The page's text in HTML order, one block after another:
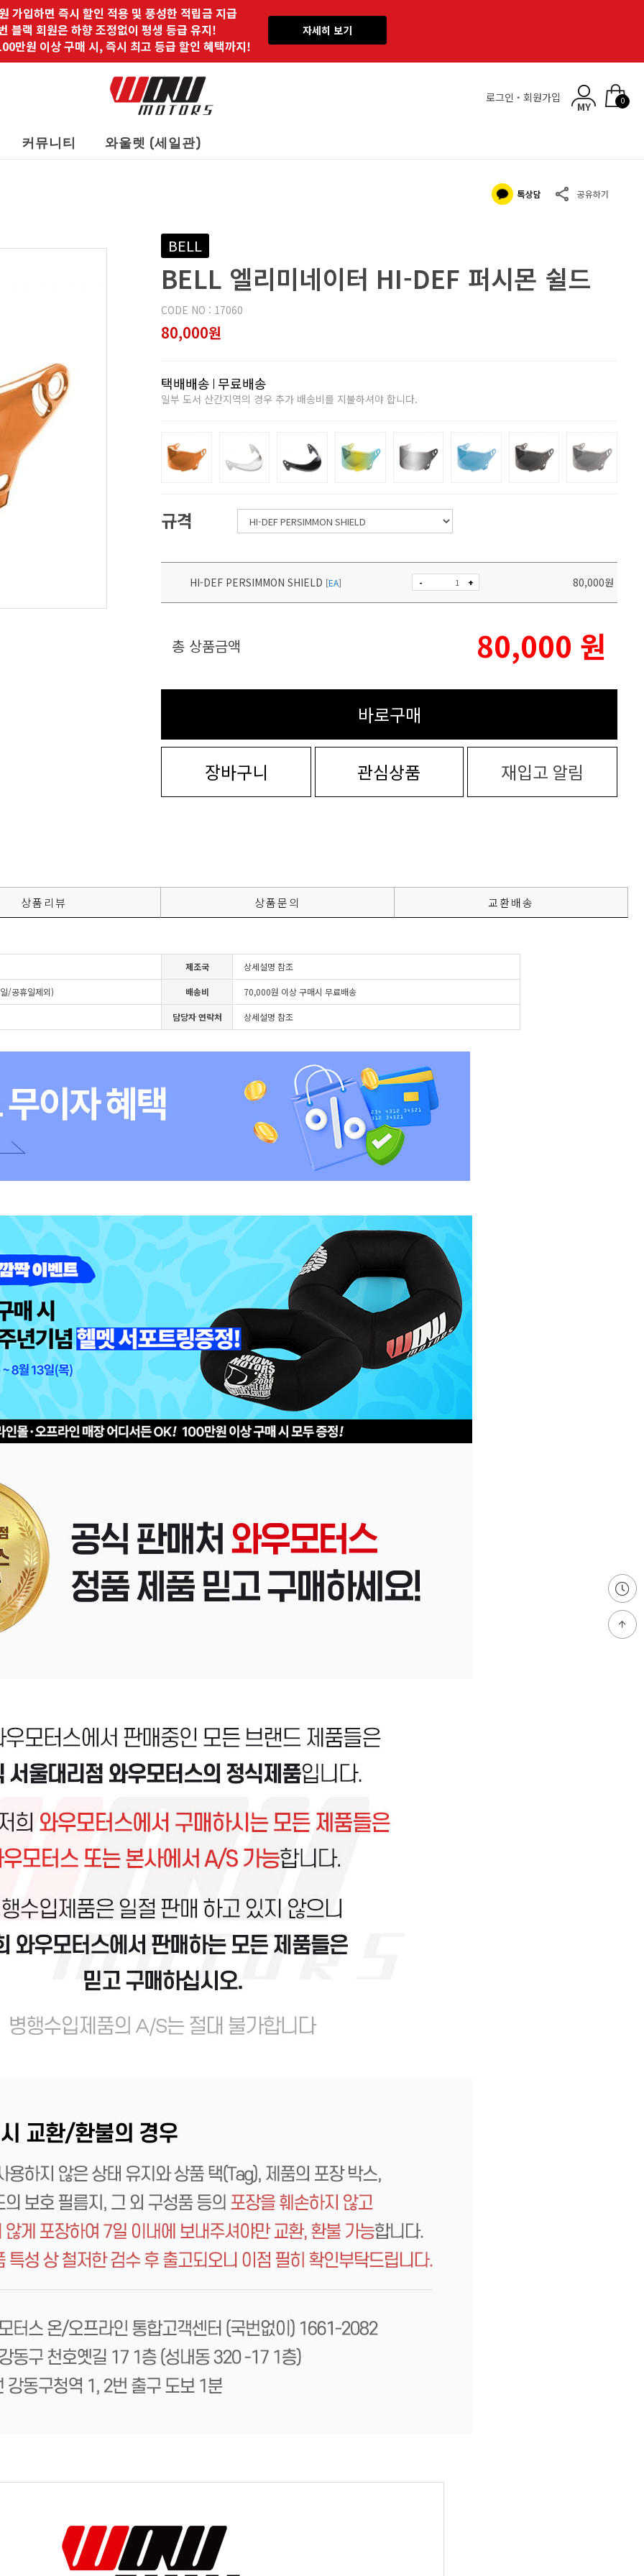
가입하면 즉시 할인 적용 및 풍성한 적립금 지급
블랙 회원은 하향 조정없이 평생 등급 유지!
만원 이상 구매 시, 즉시 최고 등급 할인 혜택까지!
자세히 보기
로그인 · 회원가입 0
커뮤니티 와울렛 (세일관)
BELL
BELL 엘리미네이터 HI-DEF 퍼시몬 쉴드
CODE NO : 17060
80,000원
택배배송 무료배송
일부 도서 산간지역의 경우 추가 배송비를 지불하셔야 합니다.
규격
HI-DEF PERSIMMON SHIELD [EA] - + 80,000원
총 상품금액 80,000 원
바로구매
장바구니 관심상품 재입고 알림
상품리뷰 상품문의 교환배송
제조국 상세설명 참조
/공휴일제외) 배송비 70,000원 이상 구매시 무료배송
담당자 연락처 상세설명 참조